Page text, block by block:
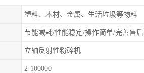
塑料、木材、金属、生活垃圾等物料
节能减耗/性能稳定/操作简单/完善售后
立轴反射性粉碎机
2-100000